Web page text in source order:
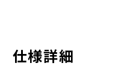
仕様詳細